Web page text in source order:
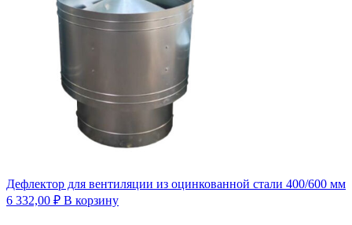
Дефлектор для вентиляции из оцинкованной стали 400/600 мм
6 332,00 ₽ В корзину